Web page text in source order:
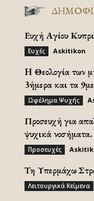
Ευχή Αγίου
Ευχές Askitikon
H Θεολογία των
3ήμερα και τα
Ωφέλημα Ψυχής
Προσευχή για
ψυχικά νοσήματα.
Προσευχές
Τη Υπερμάχω
Λειτουργικά Κείμενα